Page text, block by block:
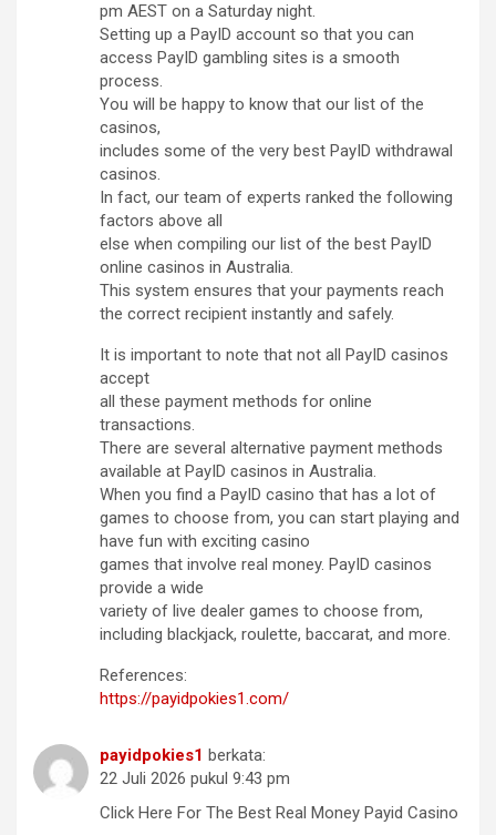
pm AEST on a Saturday night.
Setting up a PayID account so that you can
access PayID gambling sites is a smooth
process.
You will be happy to know that our list of the
casinos,
includes some of the very best PayID withdrawal
casinos.
In fact, our team of experts ranked the following
factors above all
else when compiling our list of the best PayID
online casinos in Australia.
This system ensures that your payments reach
the correct recipient instantly and safely.
It is important to note that not all PayID casinos
accept
all these payment methods for online
transactions.
There are several alternative payment methods
available at PayID casinos in Australia.
When you find a PayID casino that has a lot of
games to choose from, you can start playing and
have fun with exciting casino
games that involve real money. PayID casinos
provide a wide
variety of live dealer games to choose from,
including blackjack, roulette, baccarat, and more.
References:
https://payidpokies1.com/
payidpokies1 berkata:
22 Juli 2026 pukul 9:43 pm
Click Here For The Best Real Money Payid Casino